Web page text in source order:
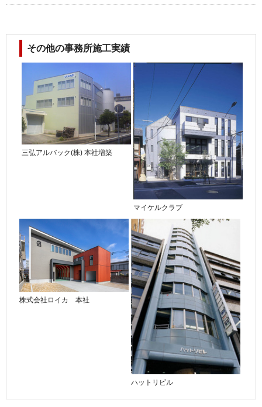
その他の事務所施工実績
三弘アルバック(株) 本社増築
マイケルクラブ
株式会社ロイカ 本社
ハットリビル